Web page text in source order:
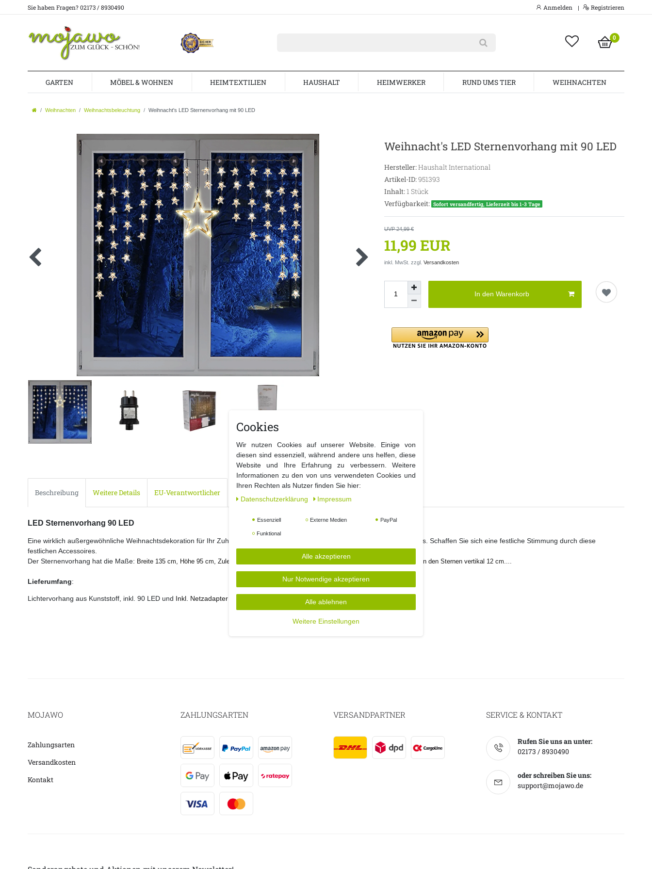
Sie haben Fragen? 02173 / 8930490 Anmelden | Registrieren
0
GARTEN MÖBEL & WOHNEN HEIMTEXTILIEN HAUSHALT HEIMWERKER RUND UMS TIER WEIHNACHTEN
Weihnachten Weihnachtsbeleuchtung Weihnacht's LED Sternenvorhang mit 90 LED
Weihnacht's LED Sternenvorhang mit 90 LED
Hersteller:Haushalt International
Artikel-ID:951393
Inhalt:1 Stück
Verfügbarkeit: Sofort versandfertig, Lieferzeit bis 1-3 Tage
UVP 24,99 €
11,99 EUR
inkl. MwSt. zzgl. Versandkosten
In den Warenkorb
Beschreibung Weitere Details EU-Verantwortlicher
LED Sternenvorhang 90 LED
Eine wirklich außergewöhnliche Weihnachtsdekoration für Ihr Zuhause, ist dieser LED Sternenvorhang mit 90 warm weißen LED's. Schaffen Sie sich eine festliche Stimmung durch diese
festlichen Accessoires.
Der Sternenvorhang hat die Maße: Breite 135 cm, Höhe 95 cm, Zuleitung 5 m. Abstand zwischen den Strängen: 10 cm, Abstand zwischen den Sternen vertikal 12 cm....
Lieferumfang:
Lichtervorhang aus Kunststoff, inkl. 90 LED und Inkl. Netzadapter 230V. und 6 Saugnäpfe
MOJAWO
Zahlungsarten
Versandkosten
Kontakt
ZAHLUNGSARTEN VERSANDPARTNER SERVICE & KONTAKT
Rufen Sie uns an unter:
02173 / 8930490
oder schreiben Sie uns:
support@mojawo.de
Cookies
Wir nutzen Cookies auf unserer Website. Einige von
diesen sind essenziell, während andere uns helfen, diese
Website und Ihre Erfahrung zu verbessern. Weitere
Informationen zu den von uns verwendeten Cookies und
Ihren Rechten als Nutzer finden Sie hier:
Daten­schutz­erklärung
Impressum
Essenziell Externe Medien PayPal
Funktional
Alle akzeptieren
Nur Notwendige akzeptieren
Alle ablehnen
Weitere Einstellungen